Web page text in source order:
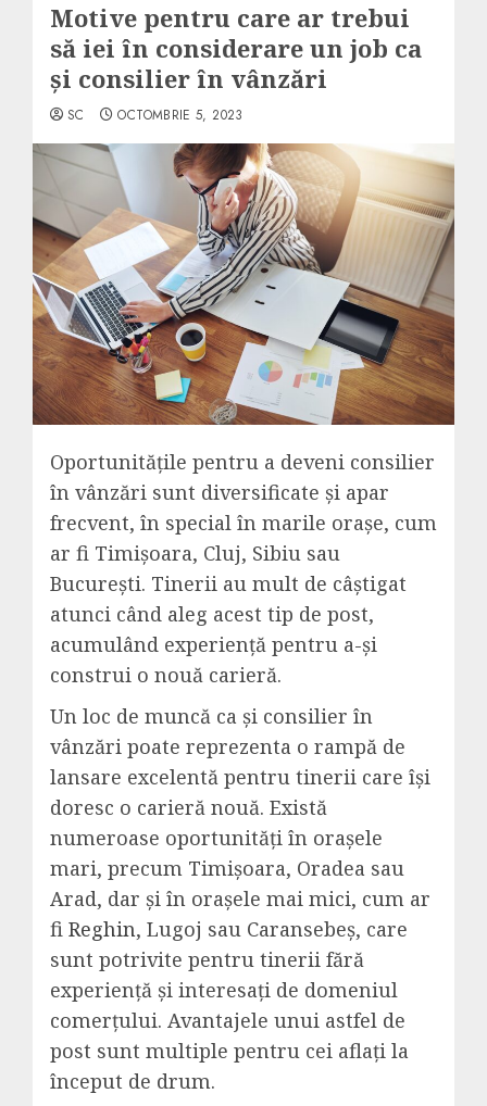
Motive pentru care ar trebui
să iei în considerare un job ca
și consilier în vânzări
SC OCTOMBRIE 5, 2023
Oportunitățile pentru a deveni consilier
în vânzări sunt diversificate și apar
frecvent, în special în marile orașe, cum
ar fi Timișoara, Cluj, Sibiu sau
București. Tinerii au mult de câștigat
atunci când aleg acest tip de post,
acumulând experiență pentru a-și
construi o nouă carieră.
Un loc de muncă ca și consilier în
vânzări poate reprezenta o rampă de
lansare excelentă pentru tinerii care își
doresc o carieră nouă. Există
numeroase oportunități în orașele
mari, precum Timișoara, Oradea sau
Arad, dar și în orașele mai mici, cum ar
fi Reghin, Lugoj sau Caransebeș, care
sunt potrivite pentru tinerii fără
experiență și interesați de domeniul
comerțului. Avantajele unui astfel de
post sunt multiple pentru cei aflați la
început de drum.